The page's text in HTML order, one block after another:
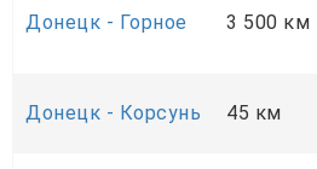
Донецк - Горное 3 500 км
Донецк - Корсунь 45 км